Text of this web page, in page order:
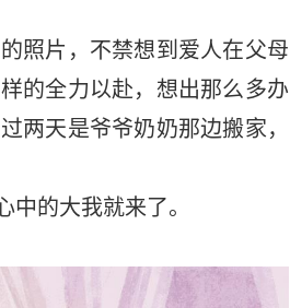
照片，不禁想到爱人在父母
的全力以赴，想出那么多办
两天是爷爷奶奶那边搬家，
的大我就来了。